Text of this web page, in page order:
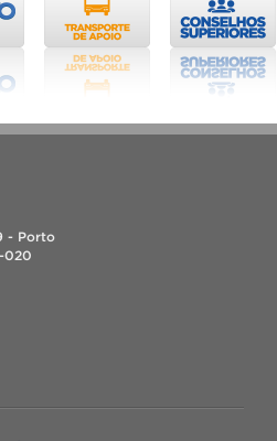
- Porto
020